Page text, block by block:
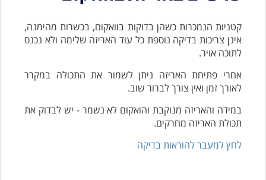
קטניות הנמכרות כשהן בדוקות בוואקום, בכשרות מהימנה,
אינן צריכות בדיקה נוספת כל עוד האריזה שלימה ולא נכנס
לתוכה אויר.
אחרי פתיחת האריזה ניתן לשמור את התכולה במקרר
לאורך זמן ואין צורך לברור שוב.
במידה והאריזה מנוקבת והואקום לא נשמר - יש לבדוק את
תכולת האריזה מחרקים.
לחץ למעבר להוראות בדיקה